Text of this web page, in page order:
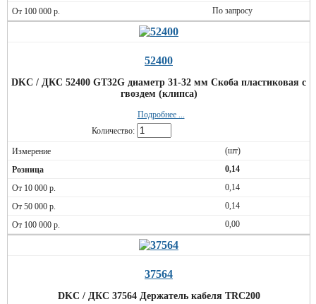
По запросу
52400
DKC / ДКС 52400 GT32G диаметр 31-32 мм Скоба пластиковая с
гвоздем (клипса)
Подробнее ...
Количество:
(шт)
0,14
0,14
0,14
0,00
37564
DKC / ДКС 37564 Держатель кабеля TRC200